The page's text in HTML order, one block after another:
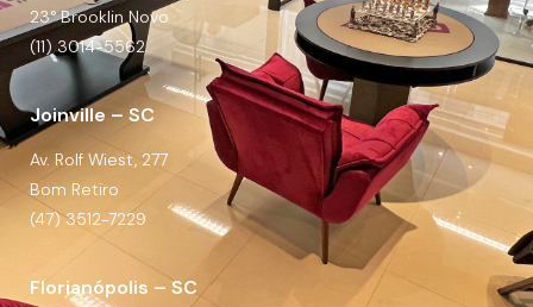
23° Brooklin Novo
(11) 3014-5562
Joinville – SC
Av. Rolf Wiest, 277
Bom Retiro
(47) 3512-7229
Florianópolis – SC